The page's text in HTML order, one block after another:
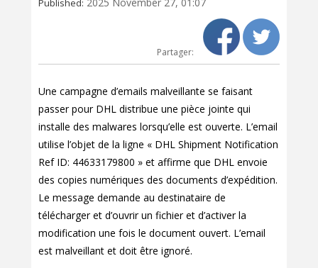
Published:
Partager:
Une campagne d’emails malveillante se faisant
passer pour DHL distribue une pièce jointe qui
installe des malwares lorsqu’elle est ouverte. L’email
utilise l’objet de la ligne « DHL Shipment Notification
Ref ID: 44633179800 » et affirme que DHL envoie
des copies numériques des documents d’expédition.
Le message demande au destinataire de
télécharger et d’ouvrir un fichier et d’activer la
modification une fois le document ouvert. L’email
est malveillant et doit être ignoré.